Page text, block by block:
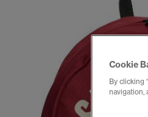
Cookie
By clicking
navigation,